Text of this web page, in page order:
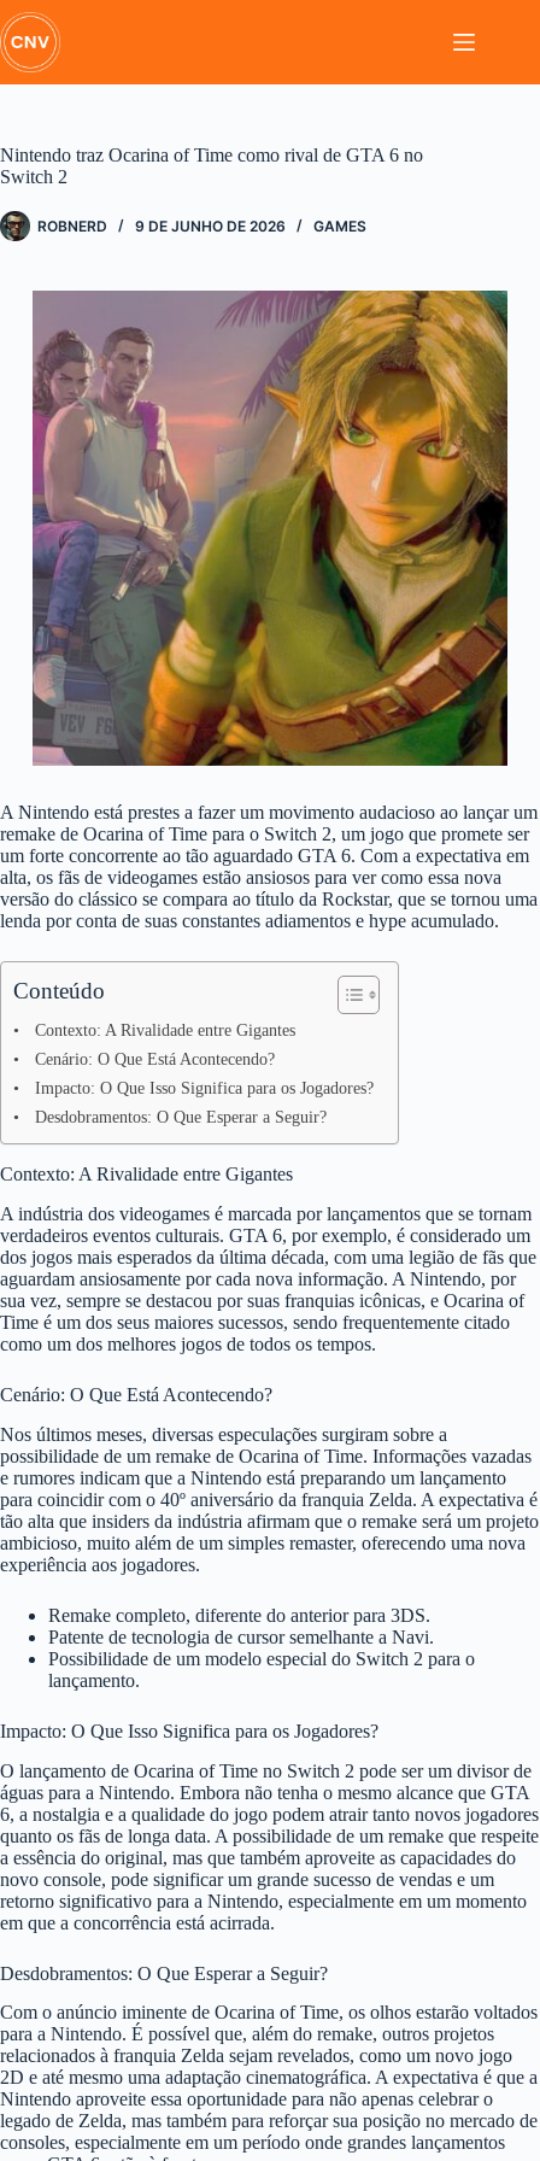
Pular
para
o
conteúdo
Nintendo traz Ocarina of Time como rival de GTA 6 no
Switch 2
ROBNERD 9 DE JUNHO DE 2026 GAMES
A Nintendo está prestes a fazer um movimento audacioso ao lançar um
remake de Ocarina of Time para o Switch 2, um jogo que promete ser
um forte concorrente ao tão aguardado GTA 6. Com a expectativa em
alta, os fãs de videogames estão ansiosos para ver como essa nova
versão do clássico se compara ao título da Rockstar, que se tornou uma
lenda por conta de suas constantes adiamentos e hype acumulado.
Conteúdo
Contexto: A Rivalidade entre Gigantes
Cenário: O Que Está Acontecendo?
Impacto: O Que Isso Significa para os Jogadores?
Desdobramentos: O Que Esperar a Seguir?
Contexto: A Rivalidade entre Gigantes
A indústria dos videogames é marcada por lançamentos que se tornam
verdadeiros eventos culturais. GTA 6, por exemplo, é considerado um
dos jogos mais esperados da última década, com uma legião de fãs que
aguardam ansiosamente por cada nova informação. A Nintendo, por
sua vez, sempre se destacou por suas franquias icônicas, e Ocarina of
Time é um dos seus maiores sucessos, sendo frequentemente citado
como um dos melhores jogos de todos os tempos.
Cenário: O Que Está Acontecendo?
Nos últimos meses, diversas especulações surgiram sobre a
possibilidade de um remake de Ocarina of Time. Informações vazadas
e rumores indicam que a Nintendo está preparando um lançamento
para coincidir com o 40º aniversário da franquia Zelda. A expectativa é
tão alta que insiders da indústria afirmam que o remake será um projeto
ambicioso, muito além de um simples remaster, oferecendo uma nova
experiência aos jogadores.
Remake completo, diferente do anterior para 3DS.
Patente de tecnologia de cursor semelhante a Navi.
Possibilidade de um modelo especial do Switch 2 para o
lançamento.
Impacto: O Que Isso Significa para os Jogadores?
O lançamento de Ocarina of Time no Switch 2 pode ser um divisor de
águas para a Nintendo. Embora não tenha o mesmo alcance que GTA
6, a nostalgia e a qualidade do jogo podem atrair tanto novos jogadores
quanto os fãs de longa data. A possibilidade de um remake que respeite
a essência do original, mas que também aproveite as capacidades do
novo console, pode significar um grande sucesso de vendas e um
retorno significativo para a Nintendo, especialmente em um momento
em que a concorrência está acirrada.
Desdobramentos: O Que Esperar a Seguir?
Com o anúncio iminente de Ocarina of Time, os olhos estarão voltados
para a Nintendo. É possível que, além do remake, outros projetos
relacionados à franquia Zelda sejam revelados, como um novo jogo
2D e até mesmo uma adaptação cinematográfica. A expectativa é que a
Nintendo aproveite essa oportunidade para não apenas celebrar o
legado de Zelda, mas também para reforçar sua posição no mercado de
consoles, especialmente em um período onde grandes lançamentos